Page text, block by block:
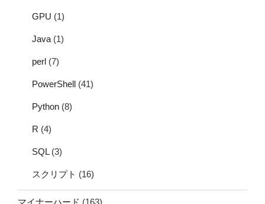
GPU (1)
Java (1)
perl (7)
PowerShell (41)
Python (8)
R (4)
SQL(3)
スクリプト (16)
マイナーハード (163)